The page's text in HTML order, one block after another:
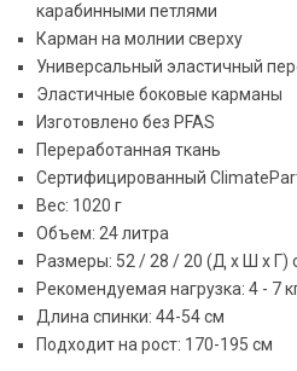
карабинными петлями
Карман на молнии сверху
Универсальный эластичный
Эластичные боковые карманы
Изготовлено без PFAS
Переработанная ткань
Сертифицированный
Вес: 1020 г
Объем: 24 литра
Размеры: 52 / 28 / 20 (Д x Ш x Г)
Рекомендуемая нагрузка: 4 - 7
Длина спинки: 44-54 см
Подходит на рост: 170-195 см